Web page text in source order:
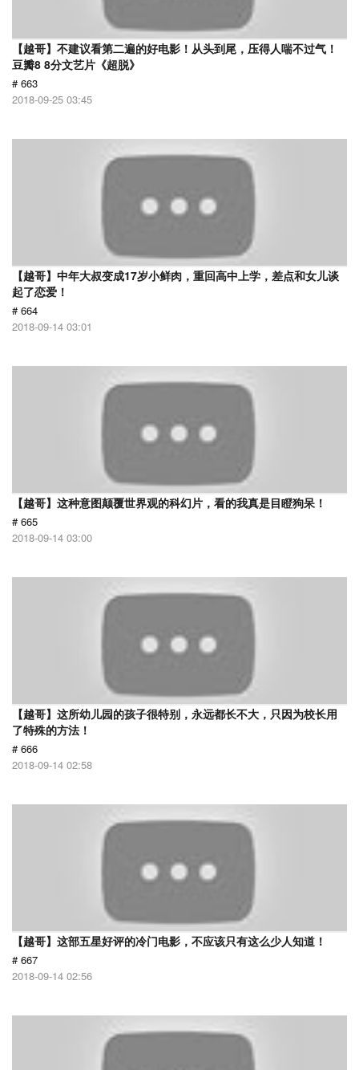
【越哥】不建议看第二遍的好电影！从头到尾，压得人喘不过气！
豆瓣8 8分文艺片《超脱》
# 663
2018-09-25 03:45
【越哥】中年大叔变成17岁小鲜肉，重回高中上学，差点和女儿谈
起了恋爱！
# 664
2018-09-14 03:01
【越哥】这种意图颠覆世界观的科幻片，看的我真是目瞪狗呆！
# 665
2018-09-14 03:00
【越哥】这所幼儿园的孩子很特别，永远都长不大，只因为校长用
了特殊的方法！
# 666
2018-09-14 02:58
【越哥】这部五星好评的冷门电影，不应该只有这么少人知道！
# 667
2018-09-14 02:56